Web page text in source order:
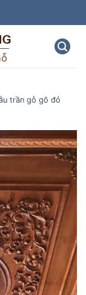
trần gỗ gõ đỏ